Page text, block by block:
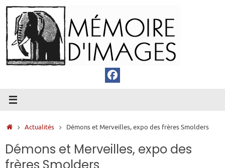
Passer
au
contenu
Accueil
Actualités Démons et Merveilles, expo des frères Smolders
Démons et Merveilles, expo des